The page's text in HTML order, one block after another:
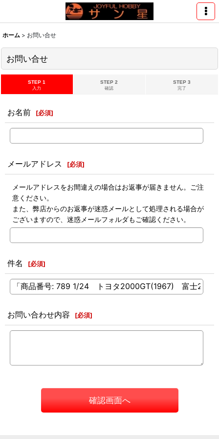
ホーム > お問い合せ
お問い合せ
STEP 1
入力
STEP 2
確認
STEP 3
完了
お名前 [必須]
メールアドレス [必須]
メールアドレスをお間違えの場合はお返事が届きません。ご注
意ください。
また、弊店からのお返事が迷惑メールとして処理される場合が
ございますので、迷惑メールフォルダもご確認ください。
件名 [必須]
お問い合わせ内容 [必須]
確認画面へ